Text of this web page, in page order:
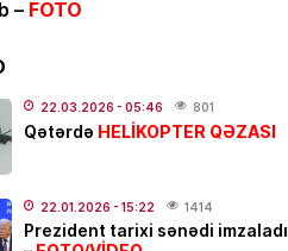
başlayır –
rejissor Çimnaz
məzarından video
- 10:33
– FOTO
22.03.2026 - 05:46 801
Qətərdə HELİKOPTER QƏZASI
22.01.2026 - 15:22 1414
Prezident tarixi sənədi imzaladı